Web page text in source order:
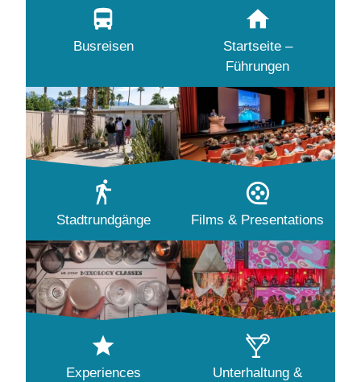
Busreisen
Startseite –
Führungen
Stadtrundgänge Films & Presentations
Experiences
Unterhaltung &